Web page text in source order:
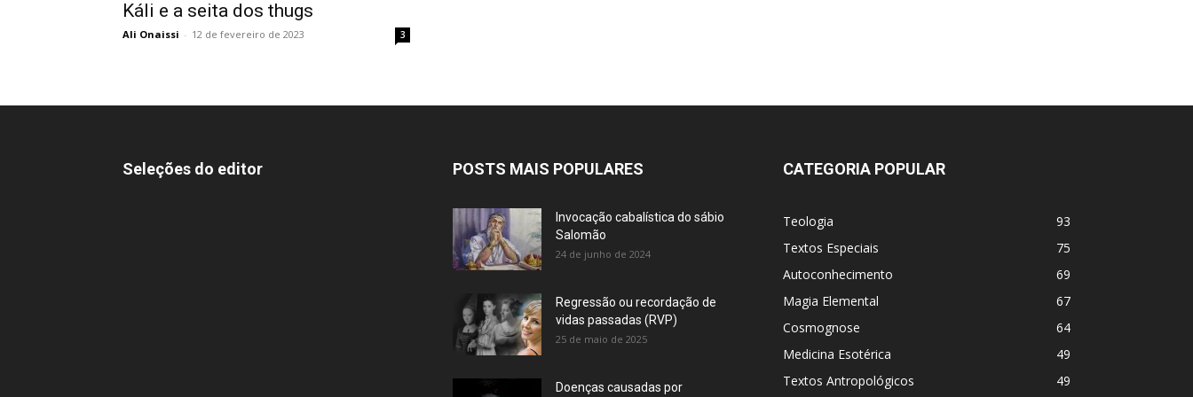
Káli e a seita dos thugs
Ali Onaissi - 12 de fevereiro de 2023 3
Seleções do editor POSTS MAIS POPULARES
Invocação cabalística do sábio
Salomão
24 de junho de 2024
Regressão ou recordação de
vidas passadas (RVP)
25 de maio de 2025
Doenças causadas por
CATEGORIA POPULAR
Teologia
93
Textos Especiais
75
Autoconhecimento
69
Magia Elemental
67
Cosmognose
64
Medicina Esotérica
49
Textos Antropológicos
49